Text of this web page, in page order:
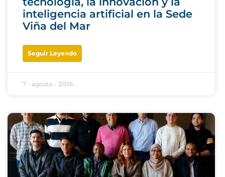
inteligencia artificial en la Sede
Viña del Mar
Seguir Leyendo
7 - agosto - 2026